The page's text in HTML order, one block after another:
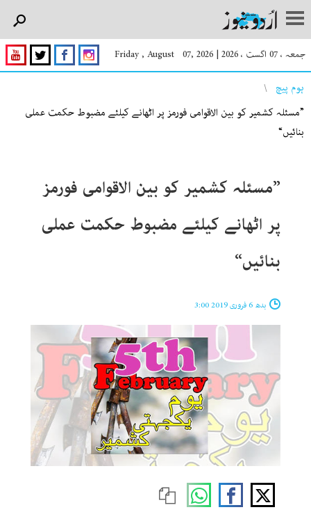
جمعہ ، 07 اگست ، 2026 |
Friday , August 07, 2026
You are here
ہوم پیچ
”مسئلہ کشمیر کو بین الاقوامی فورمز پر اٹھانے کیلئے مضبوط حکمت عملی
بنائیں“
”مسئلہ کشمیر کو بین الاقوامی فورمز
پر اٹھانے کیلئے مضبوط حکمت عملی
بنائیں“
بدھ 6 فروری 2019 3:00